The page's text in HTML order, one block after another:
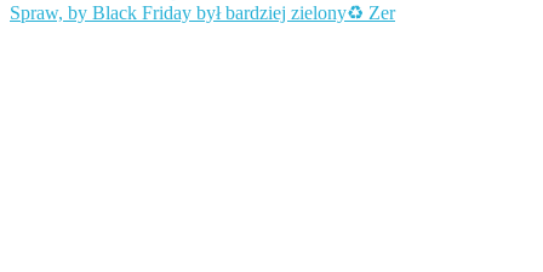
Spraw, by Black Friday był bardziej zielony♻️ Zer